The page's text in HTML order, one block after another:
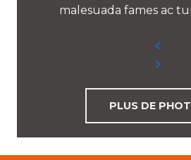
malesuada fames ac
PLUS DE